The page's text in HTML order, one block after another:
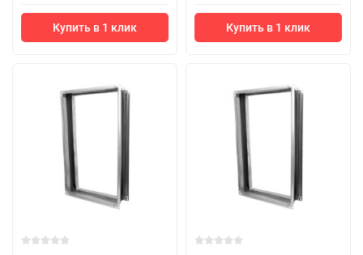
Купить в 1 клик Купить в 1 клик